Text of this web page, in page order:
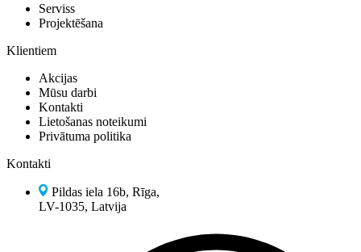
Serviss
Projektēšana
Klientiem
Akcijas
Mūsu darbi
Kontakti
Lietošanas noteikumi
Privātuma politika
Kontakti
Pildas iela 16b, Rīga,
LV-1035, Latvija